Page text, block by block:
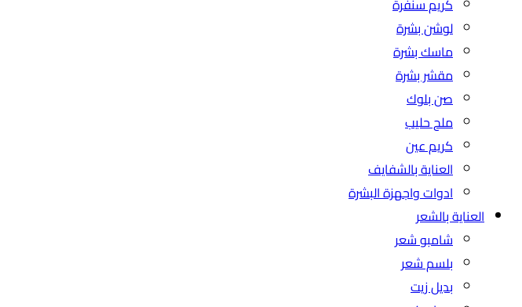
لوشن بشرة
ماسك بشرة
مقشر بشرة
صن بلوك
ملح حليب
كريم عين
العناية بالشفايف
ادوات واجهزة البشرة
العناية بالشعر
شامبو شعر
بلسم شعر
بديل زيت